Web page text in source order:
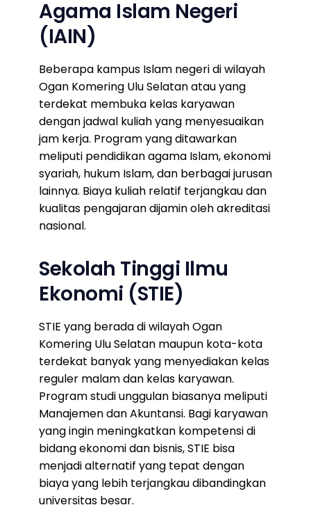
Agama Islam Negeri
(IAIN)
Beberapa kampus Islam negeri di wilayah
Ogan Komering Ulu Selatan atau yang
terdekat membuka kelas karyawan
dengan jadwal kuliah yang menyesuaikan
jam kerja. Program yang ditawarkan
meliputi pendidikan agama Islam, ekonomi
syariah, hukum Islam, dan berbagai jurusan
lainnya. Biaya kuliah relatif terjangkau dan
kualitas pengajaran dijamin oleh akreditasi
nasional.
Sekolah Tinggi Ilmu
Ekonomi (STIE)
STIE yang berada di wilayah Ogan
Komering Ulu Selatan maupun kota-kota
terdekat banyak yang menyediakan kelas
reguler malam dan kelas karyawan.
Program studi unggulan biasanya meliputi
Manajemen dan Akuntansi. Bagi karyawan
yang ingin meningkatkan kompetensi di
bidang ekonomi dan bisnis, STIE bisa
menjadi alternatif yang tepat dengan
biaya yang lebih terjangkau dibandingkan
universitas besar.